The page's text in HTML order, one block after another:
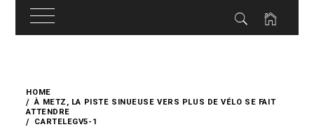
content
HOME
À METZ, LA PISTE SINUEUSE VERS PLUS DE VÉLO SE FAIT
ATTENDRE
CARTELEGV5-1